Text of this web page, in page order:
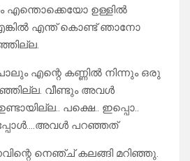
എന്തൊക്കെയോ ഉള്ളിൽ
എങ്കിൽ എന്ത്‌ കൊണ്ട് ഞാനോ
എന്റെ കണ്ണിൽ നിന്നും ഒരു
വീണ്ടും അവൾ
പക്ഷെ.. ഇപ്പൊ..
പറഞ്ഞത്
നെഞ്ച് കലങ്ങി മറിഞ്ഞു.